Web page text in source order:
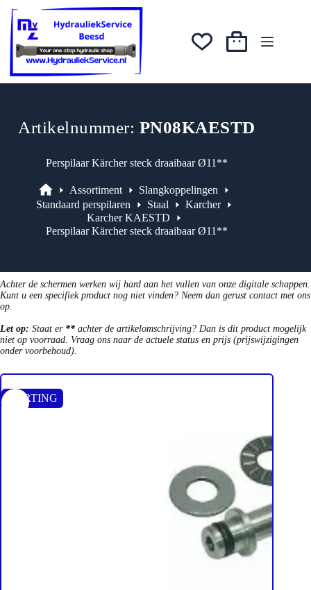
naar
inhoud
was:
€35,85.
€28,68.
Winkelwagen
Artikelnummer: PN08KAESTD
Perspilaar Kärcher steck draaibaar Ø11**
Assortiment
Assortiment
Slangkoppelingen
Standaard perspilaren
Staal
Karcher
Karcher KAESTD
Perspilaar Kärcher steck draaibaar Ø11**
Achter de schermen werken wij hard aan het vullen van onze digitale schappen.
Kunt u een specifiek product nog niet vinden? Neem dan gerust contact met ons
op.
Let op: Staat er ** achter de artikelomschrijving? Dan is dit product mogelijk
niet op voorraad. Vraag ons naar de actuele status en prijs (prijswijzigingen
onder voorbehoud).
KORTING